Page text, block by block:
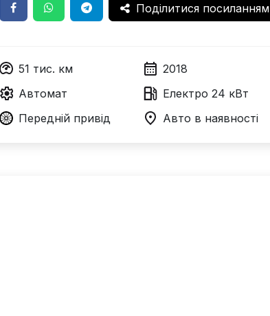
Поділитися посиланням
51 тис. км
2018
Автомат
Електро 24 кВт
Передній привід Авто в наявності